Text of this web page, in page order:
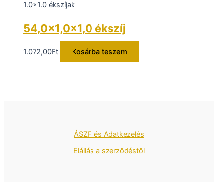
1.0x1.0 ékszíjak
54,0×1,0×1,0 ékszíj
1.072,00Ft Kosárba teszem
ÁSZF és Adatkezelés
Elállás a szerződéstől